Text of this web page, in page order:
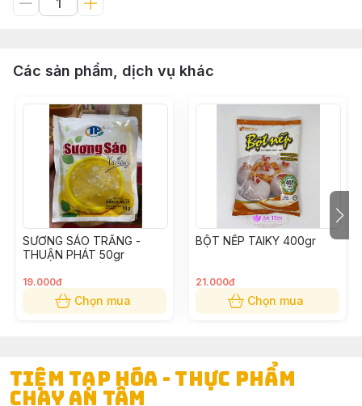
Các sản phẩm, dịch vụ khác
SƯƠNG SÁO TRẮNG -
THUẬN PHÁT 50gr
19.000đ
Chọn mua
BỘT NẾP TAIKY 400gr
21.000đ
Chọn mua
TIỆM TẠP HÓA - THỰC PHẨM
CHAY AN TÂM